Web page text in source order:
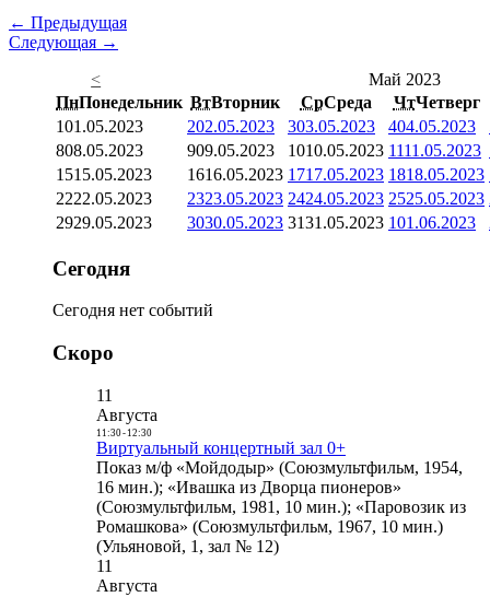
← Предыдущая
Следующая →
<
Май 2023
ПнПонедельник ВтВторник СрСреда ЧтЧетверг
101.05.2023 202.05.2023 303.05.2023 404.05.2023
808.05.2023 909.05.2023 1010.05.2023 1111.05.2023
1515.05.2023 1616.05.2023 1717.05.2023 1818.05.2023
2222.05.2023 2323.05.2023 2424.05.2023 2525.05.2023
2929.05.2023 3030.05.2023 3131.05.2023 101.06.2023
Сегодня
Сегодня нет событий
Скоро
11
Августа
11:30- 12:30
Виртуальный концертный зал 0+
Показ м/ф «Мойдодыр» (Союзмультфильм, 1954,
16 мин.); «Ивашка из Дворца пионеров»
(Союзмультфильм, 1981, 10 мин.); «Паровозик из
Ромашкова» (Союзмультфильм, 1967, 10 мин.)
(Ульяновой, 1, зал № 12)
11
Августа